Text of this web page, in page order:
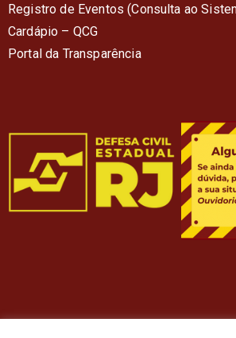
Registro de Eventos (Consulta ao
Cardápio – QCG
Portal da Transparência